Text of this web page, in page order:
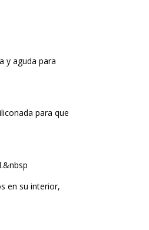
y aguda para
para que
en su interior,